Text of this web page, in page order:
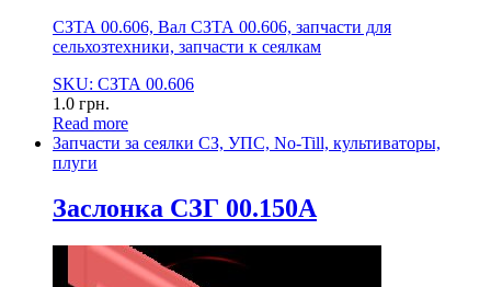
СЗТА 00.606, Вал СЗТА 00.606, запчасти для
сельхозтехники, запчасти к сеялкам
SKU: СЗТА 00.606
1.0 грн.
Read more
Запчасти за сеялки СЗ, УПС, No-Till, культиваторы,
плуги
Заслонка СЗГ 00.150А